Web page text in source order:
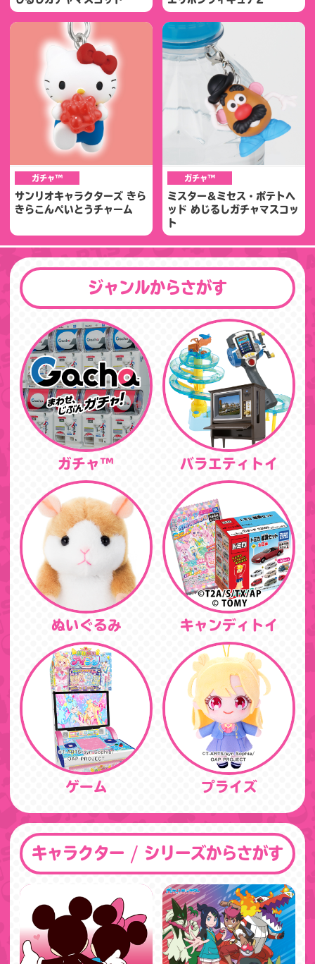
ガチャ™
サンリオキャラクターズ きら
きらこんぺいとうチャーム
ガチャ™
ミスター＆ミセス・ポテトヘ
ッド めじるしガチャマスコッ
ト
ジャンルからさがす
ガチャ™ バラエティトイ
ぬいぐるみ キャンディトイ
ゲーム プライズ
キャラクター / シリーズからさがす